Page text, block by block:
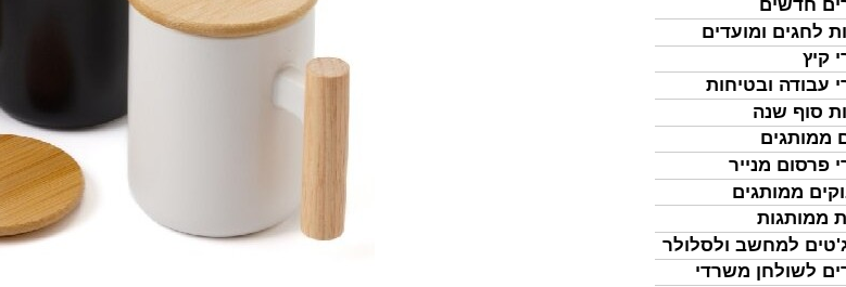
חדשים
לחגים ומועדים
קיץ
עבודה ובטיחות
סוף שנה
ממותגים
פרסום מנייר
ממותגים
ממותגות
למחשב ולסלולר
לשולחן משרדי